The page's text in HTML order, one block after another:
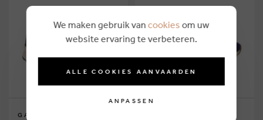
GABOR
We maken gebruik van cookies om uw
website ervaring te verbeteren.
ALLE COOKIES AANVAARDEN
ANPASSEN